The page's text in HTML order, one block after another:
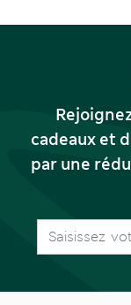
cadeaux et
par une